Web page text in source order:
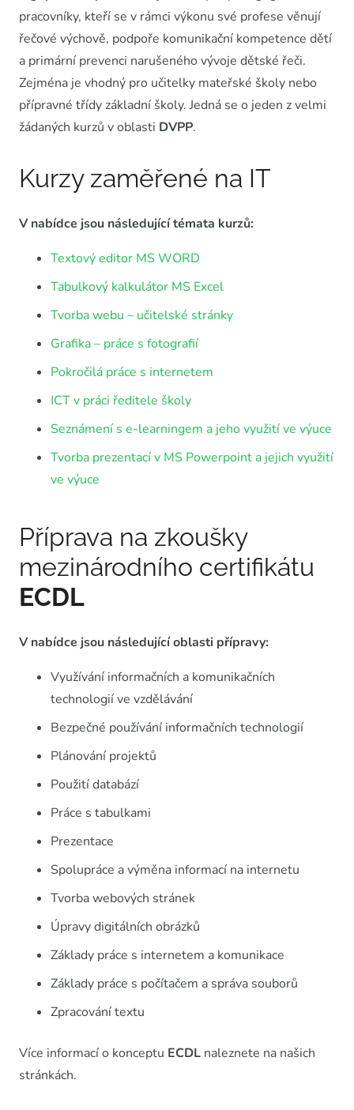
pracovníky, kteří se v rámci výkonu své profese věnují
řečové výchově, podpoře komunikační kompetence dětí
a primární prevenci narušeného vývoje dětské řeči.
Zejména je vhodný pro učitelky mateřské školy nebo
přípravné třídy základní školy. Jedná se o jeden z velmi
žádaných kurzů v oblasti DVPP.
Kurzy zaměřené na IT
V nabídce jsou následující témata kurzů:
Textový editor MS WORD
Tabulkový kalkulátor MS Excel
Tvorba webu – učitelské stránky
Grafika – práce s fotografií
Pokročilá práce s internetem
ICT v práci ředitele školy
Seznámení s e-learningem a jeho využití ve výuce
Tvorba prezentací v MS Powerpoint a jejich využití
ve výuce
Příprava na zkoušky
mezinárodního certifikátu
ECDL
V nabídce jsou následující oblasti přípravy:
Využívání informačních a komunikačních
technologií ve vzdělávání
Bezpečné používání informačních technologií
Plánování projektů
Použití databází
Práce s tabulkami
Prezentace
Spolupráce a výměna informací na internetu
Tvorba webových stránek
Úpravy digitálních obrázků
Základy práce s internetem a komunikace
Základy práce s počítačem a správa souborů
Zpracování textu
Více informací o konceptu ECDL naleznete na našich
stránkách.